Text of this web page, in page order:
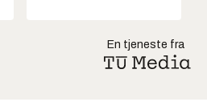
En tjeneste fra